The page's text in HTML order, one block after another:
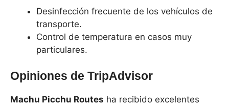
Desinfección frecuente de los vehículos de
transporte.
Control de temperatura en casos muy
particulares.
Opiniones de TripAdvisor
Machu Picchu Routes ha recibido excelentes